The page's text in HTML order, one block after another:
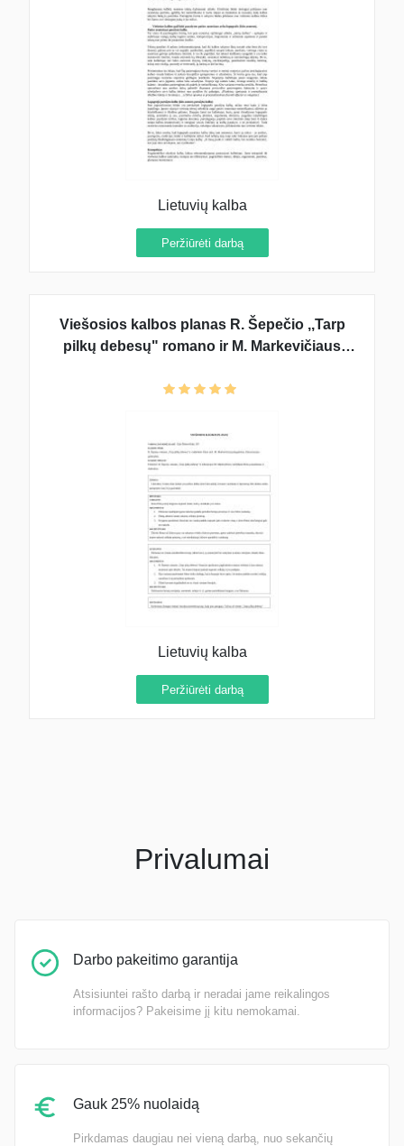
Lietuvių kalba
Peržiūrėti darbą
Viešosios kalbos planas R. Šepečio ,,Tarp
pilkų debesų" romano ir M. Markevičiaus
Lietuvių kalba
Peržiūrėti darbą
Privalumai
Darbo pakeitimo garantija
Atsisiuntei rašto darbą ir neradai jame reikalingos
informacijos? Pakeisime jį kitu nemokamai.
Gauk 25% nuolaidą
Pirkdamas daugiau nei vieną darbą, nuo sekančių